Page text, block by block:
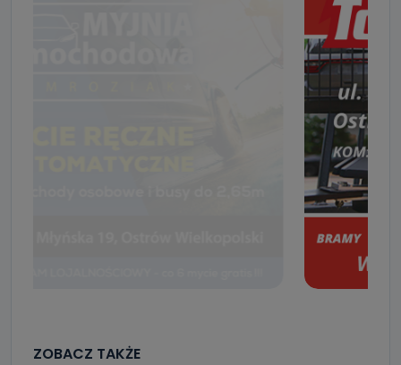
ZOBACZ TAKŻE